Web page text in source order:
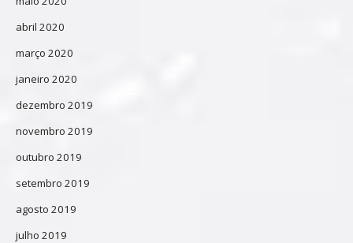
abril 2020
março 2020
janeiro 2020
dezembro 2019
novembro 2019
outubro 2019
setembro 2019
agosto 2019
julho 2019